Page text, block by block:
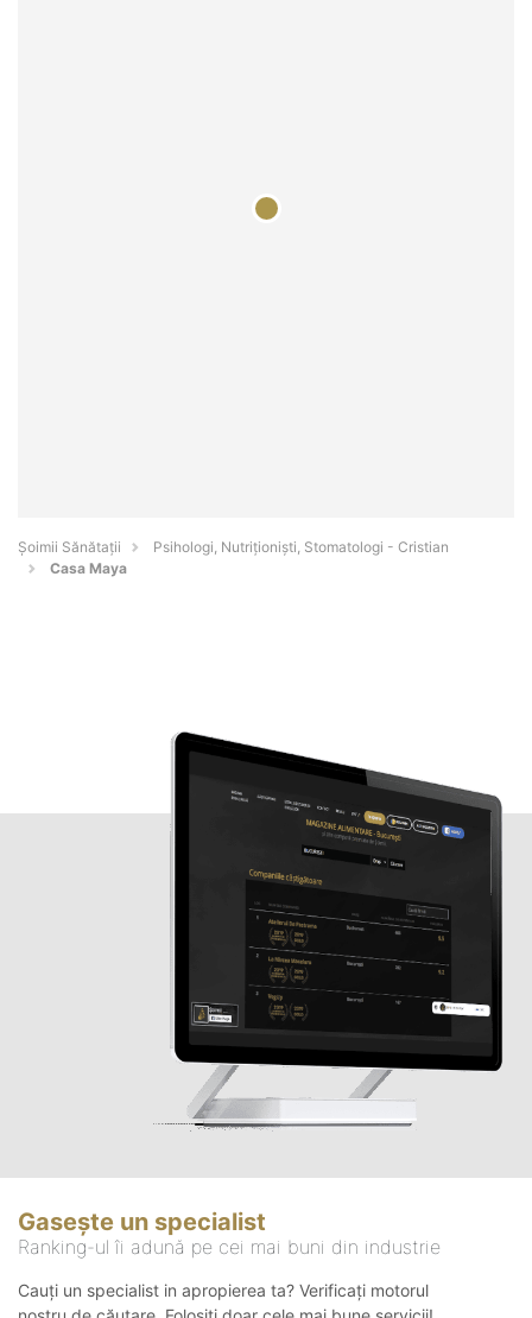
Şoimii Sănătații
Psihologi, Nutriționiști, Stomatologi - Cristian
Casa Maya
Gasește un specialist
Ranking-ul îi adună pe cei mai buni din industrie
Cauți un specialist in apropierea ta? Verificați motorul